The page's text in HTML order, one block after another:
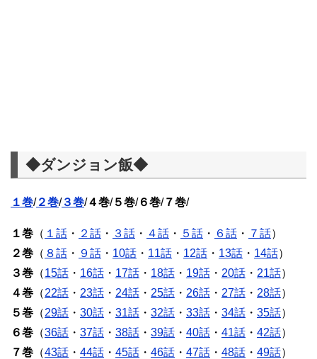
◆ダンジョン飯◆
１巻/２巻/３巻/４巻/５巻/６巻/７巻/
１巻 （ １話 ・ ２話 ・ ３話 ・ ４話 ・ ５話 ・ ６話 ・ ７話）
２巻 （ ８話 ・ ９話 ・ 10話 ・ 11話 ・ 12話 ・ 13話 ・ 14話）
３巻 （15話 ・ 16話 ・ 17話 ・ 18話 ・ 19話 ・ 20話 ・ 21話）
４巻 （22話 ・ 23話 ・ 24話 ・ 25話 ・ 26話 ・ 27話 ・ 28話）
５巻 （29話 ・ 30話 ・ 31話 ・ 32話 ・ 33話 ・ 34話 ・ 35話）
６巻 （36話 ・ 37話 ・ 38話 ・ 39話 ・ 40話 ・ 41話 ・ 42話）
７巻 （43話 ・ 44話 ・ 45話 ・ 46話 ・ 47話 ・ 48話 ・ 49話）